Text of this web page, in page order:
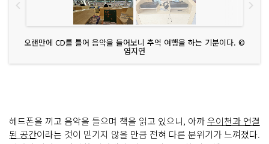
오랜만에 CD를 틀어 음악을 들어보니 추억 여행을 하는 기분이다. ©
염지연
헤드폰을 끼고 음악을 들으며 책을 읽고 있으니, 아까우이천과 연결
된 공간이라는 것이 믿기지 않을 만큼 전혀 다른 분위기가 느껴졌다.